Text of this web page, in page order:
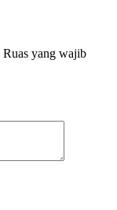
Ruas yang wajib